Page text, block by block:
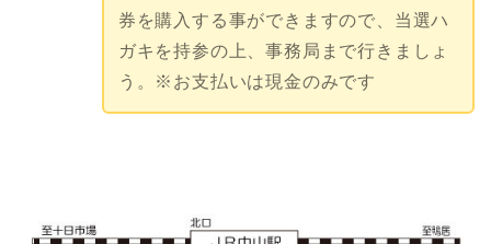
券を購入する事ができますので、当選ハ
ガキを持参の上、事務局まで行きましょ
う。※お支払いは現金のみです